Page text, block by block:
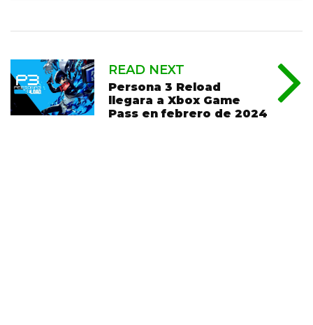
READ NEXT
Persona 3 Reload
llegara a Xbox Game
Pass en febrero de 2024